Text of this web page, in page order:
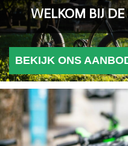
WELKOM BIJ
BEKIJK ONS